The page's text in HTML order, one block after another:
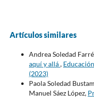
Artículos similares
Andrea Soledad
aquí y allá,
(2023)
Paola Soledad
Manuel Sáez López,